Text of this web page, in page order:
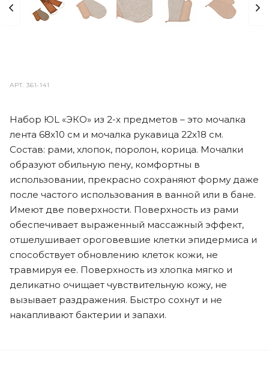
АРТ.361-141
Набор ЮL «ЭКО» из 2-х предметов – это мочалка
лента 68х10 см и мочалка рукавица 22х18 см.
Состав: рами, хлопок, поролон, корица. Мочалки
образуют обильную пену, комфортны в
использовании, прекрасно сохраняют форму даже
после частого использования в ванной или в бане.
Имеют две поверхности. Поверхность из рами
обеспечивает выраженный массажный эффект,
отшелушивает ороговевшие клетки эпидермиса и
способствует обновлению клеток кожи, не
травмируя ее. Поверхность из хлопка мягко и
деликатно очищает чувствительную кожу, не
вызывает раздражения. Быстро сохнут и не
накапливают бактерии и запахи.